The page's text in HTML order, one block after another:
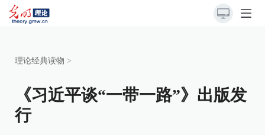
理论经典读物 >
《习近平谈“一带一路”》出版发
行